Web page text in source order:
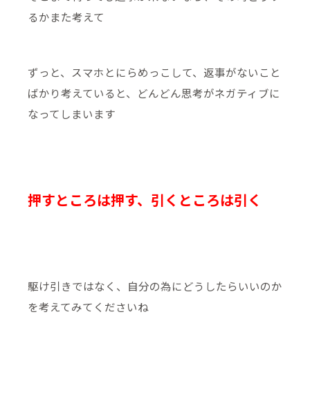
るかまた考えて
ずっと、スマホとにらめっこして、返事がないこと
ばかり考えていると、どんどん思考がネガティブに
なってしまいます
押すところは押す、引くところは引く
駆け引きではなく、自分の為にどうしたらいいのか
を考えてみてくださいね